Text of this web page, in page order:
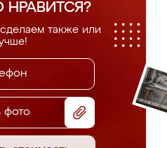
НРАВИТСЯ?
также или
фото